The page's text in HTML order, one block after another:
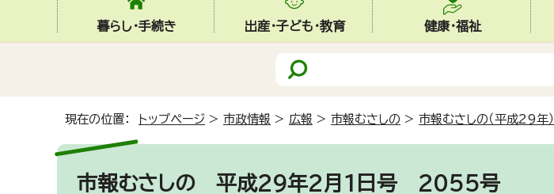
暮らし・手続き 出産・子ども・教育 健康・福祉
現在の位置： トップページ > 市政情報 > 広報 > 市報むさしの > 市報むさしの（平成29年）
市報むさしの 平成29年2月1日号 2055号